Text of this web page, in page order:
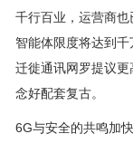
千行百业，运营商
智能体限度将达到
迁徙通讯网罗提议
念好配套复古。
6G与安全的共鸣加